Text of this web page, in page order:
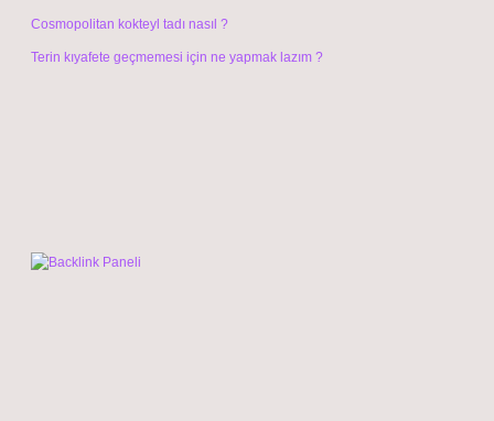
Cosmopolitan kokteyl tadı nasıl ?
Terin kıyafete geçmemesi için ne yapmak lazım ?